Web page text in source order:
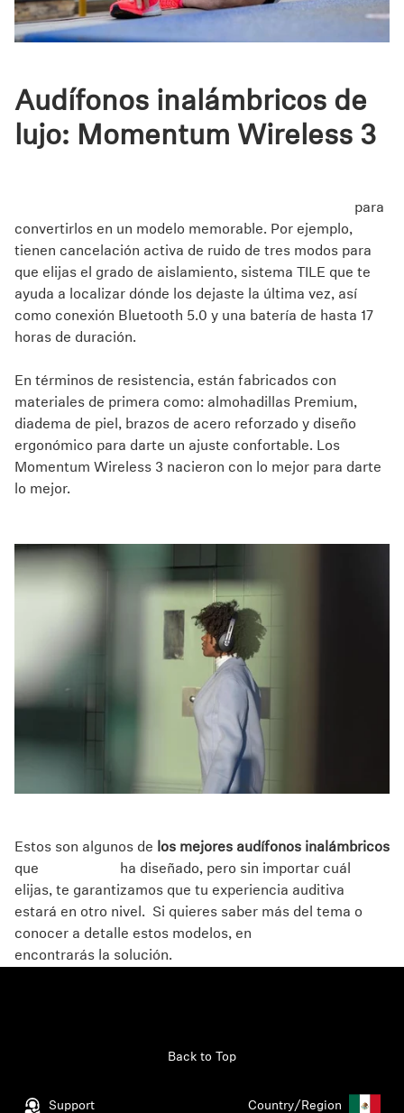
Audífonos inalámbricos de
lujo: Momentum Wireless 3
para
convertirlos en un modelo memorable. Por ejemplo,
tienen cancelación activa de ruido de tres modos para
que elijas el grado de aislamiento, sistema TILE que te
ayuda a localizar dónde los dejaste la última vez, así
como conexión Bluetooth 5.0 y una batería de hasta 17
horas de duración.
En términos de resistencia, están fabricados con
materiales de primera como: almohadillas Premium,
diadema de piel, brazos de acero reforzado y diseño
ergonómico para darte un ajuste confortable. Los
Momentum Wireless 3 nacieron con lo mejor para darte
lo mejor.
Estos son algunos de los mejores audífonos inalámbricos
que
ha diseñado, pero sin importar cuál
elijas, te garantizamos que tu experiencia auditiva
estará en otro nivel. Si quieres saber más del tema o
conocer a detalle estos modelos, en
encontrarás la solución.
Support
Back to Top
Country/Region